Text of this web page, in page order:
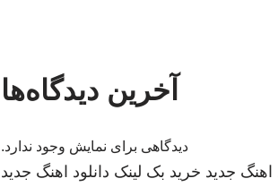
آخرین دیدگاه‌ها
دیدگاهی برای نمایش وجود ندارد.
اهنگ جدید خرید بک لینک دانلود اهنگ جدید